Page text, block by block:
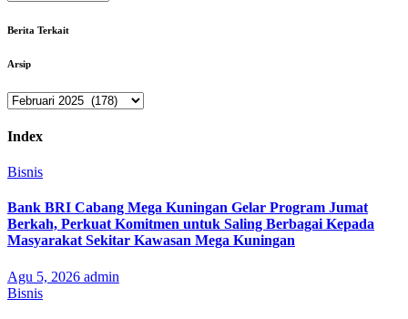
Berita Terkait
Arsip
Arsip
Index
Bisnis
Bank BRI Cabang Mega Kuningan Gelar Program Jumat
Berkah, Perkuat Komitmen untuk Saling Berbagai Kepada
Masyarakat Sekitar Kawasan Mega Kuningan
Agu 5, 2026 admin
Bisnis